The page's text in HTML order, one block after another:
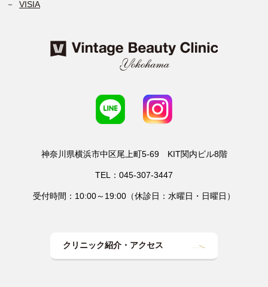
VISIA
神奈川県横浜市中区尾上町5-69 KIT関内ビル8階
TEL：045-307-3447
受付時間：10:00～19:00（休診日：水曜日・日曜日）
クリニック紹介・アクセス